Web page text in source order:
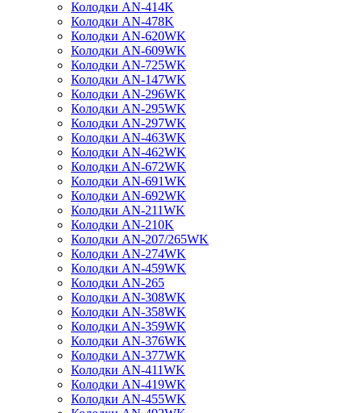
Колодки AN-414K
Колодки AN-478K
Колодки AN-620WK
Колодки AN-609WK
Колодки AN-725WK
Колодки AN-147WK
Колодки AN-296WK
Колодки AN-295WK
Колодки AN-297WK
Колодки AN-463WK
Колодки AN-462WK
Колодки AN-672WK
Колодки AN-691WK
Колодки AN-692WK
Колодки AN-211WK
Колодки AN-210K
Колодки AN-207/265WK
Колодки AN-274WK
Колодки AN-459WK
Колодки AN-265
Колодки AN-308WK
Колодки AN-358WK
Колодки AN-359WK
Колодки AN-376WK
Колодки AN-377WK
Колодки AN-411WK
Колодки AN-419WK
Колодки AN-455WK